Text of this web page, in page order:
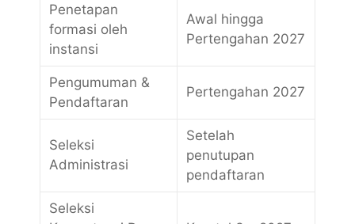
Penetapan
formasi oleh
instansi
Awal hingga
Pertengahan 2027
Pengumuman &
Pendaftaran
Pertengahan 2027
Seleksi
Administrasi
Setelah
penutupan
pendaftaran
Seleksi